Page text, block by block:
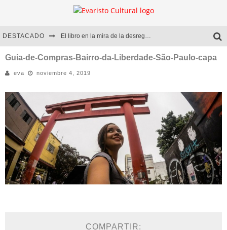
DESTACADO El libro en la mira de la desregulación
Marcelo Rubio | El llovedor
Diego Meret | Hotel Acapulco
Alejandra Correa | La nieve
Guia-de-Compras-Bairro-da-Liberdade-São-Paulo-capa
eva noviembre 4, 2019
COMPARTIR: